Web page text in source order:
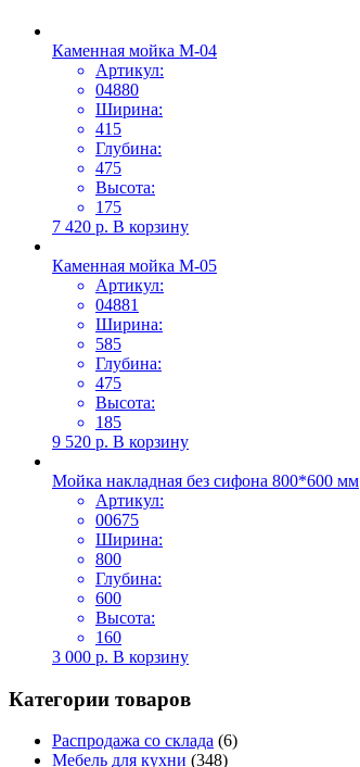
Каменная мойка М-04
Артикул:
04880
Ширина:
415
Глубина:
475
Высота:
175
7 420 р. В корзину
Каменная мойка М-05
Артикул:
04881
Ширина:
585
Глубина:
475
Высота:
185
9 520 р. В корзину
Мойка накладная без сифона 800*600 мм
Артикул:
00675
Ширина:
800
Глубина:
600
Высота:
160
3 000 р. В корзину
Категории товаров
Распродажа со склада (6)
Мебель для кухни (348)